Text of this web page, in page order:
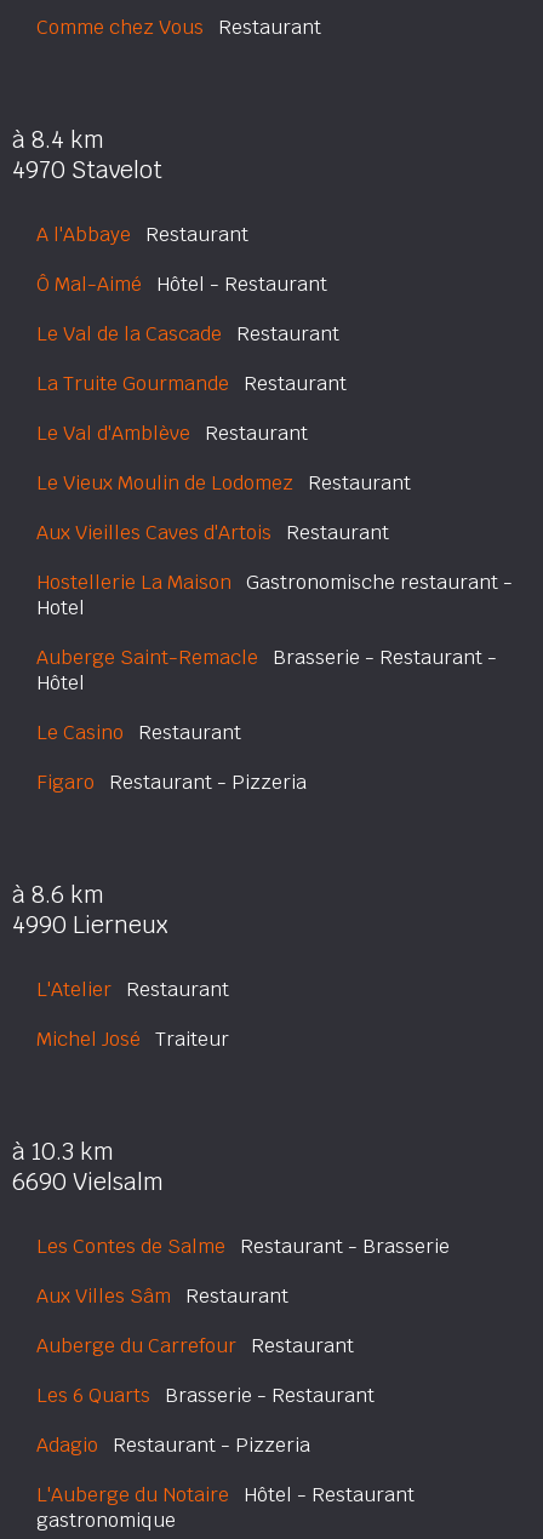
Comme chez Vous Restaurant
à 8.4 km
4970 Stavelot
A l'Abbaye Restaurant
Ô Mal-Aimé Hôtel - Restaurant
Le Val de la Cascade Restaurant
La Truite Gourmande Restaurant
Le Val d'Amblève Restaurant
Le Vieux Moulin de Lodomez Restaurant
Aux Vieilles Caves d'Artois Restaurant
Hostellerie La Maison Gastronomische restaurant -
Hotel
Auberge Saint-Remacle Brasserie - Restaurant -
Hôtel
Le Casino Restaurant
Figaro Restaurant - Pizzeria
à 8.6 km
4990 Lierneux
L'Atelier Restaurant
Michel José Traiteur
à 10.3 km
6690 Vielsalm
Les Contes de Salme Restaurant - Brasserie
Aux Villes Sâm Restaurant
Auberge du Carrefour Restaurant
Les 6 Quarts Brasserie - Restaurant
Adagio Restaurant - Pizzeria
L'Auberge du Notaire Hôtel - Restaurant
gastronomique